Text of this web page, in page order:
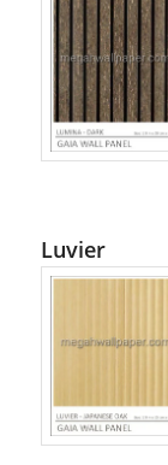
Luvier